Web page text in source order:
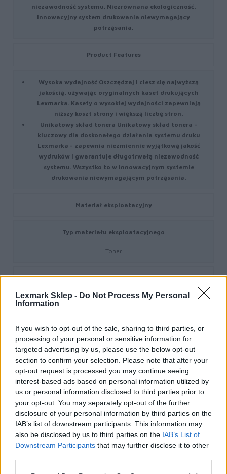
Lexmark Sklep - Do Not Process My Personal
Information
If you wish to opt-out of the sale, sharing to third parties, or
processing of your personal or sensitive information for
targeted advertising by us, please use the below opt-out
section to confirm your selection. Please note that after your
opt-out request is processed you may continue seeing
interest-based ads based on personal information utilized by
us or personal information disclosed to third parties prior to
your opt-out. You may separately opt-out of the further
disclosure of your personal information by third parties on the
IAB’s list of downstream participants. This information may
also be disclosed by us to third parties on the IAB’s List of
Downstream Participants that may further disclose it to other
niezawodność systemu. Niezrównana ekologiczność.
Innowacyjny system drukowania niewymagający
potrząsania.
Product Features
Wysoka wydajność Oszczędzaj i ciesz się najwyższą
jakością, używając oryginalnych kaset drukujących
Lexmarka. Kasety o wysokiej wydajności zapewniają
niższy koszt strony i większą liczbę stron.
Unikatowy skład tonera Unikatowy skład tonera -
kluczowy dla doskonałego działania systemu druku
Lexmarka - zapewnia niezmiennie wyjątkową jakość
wydruków i gwarantuje długotrwałą niezawodność
systemu. Wszystko to w innowacyjnym systemie
drukowania niewymagającym potrząsania.
Materiał eksploatacyjny
Typ materiału eksploatacyjnego
Toner
Technologia druku
Laserowa
Kolor
Czarny
Ilość w komplecie
1 szt.
Wydajność kasety tonera
Ekstra Wysoka Wydajność
Uzysk